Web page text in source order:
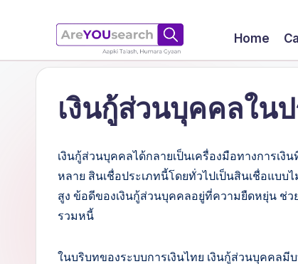
to
contenta
O
Aapki
Talash,
Humara
Home
เงินกู้ส่วนบุคคลใน
เงินกู้ส่วนบุคคลได้กลายเป็นเครื่องมือทางการเ
หลาย สินเชื่อประเภทนี้โดยทั่วไปเป็นสินเชื่อแบ
สูง ข้อดีของเงินกู้ส่วนบุคคลอยู่ที่ความยืดหยุ่น ช่ว
รวมหนี้
ในบริบทของระบบการเงินไทย เงินกู้ส่วนบุคคล